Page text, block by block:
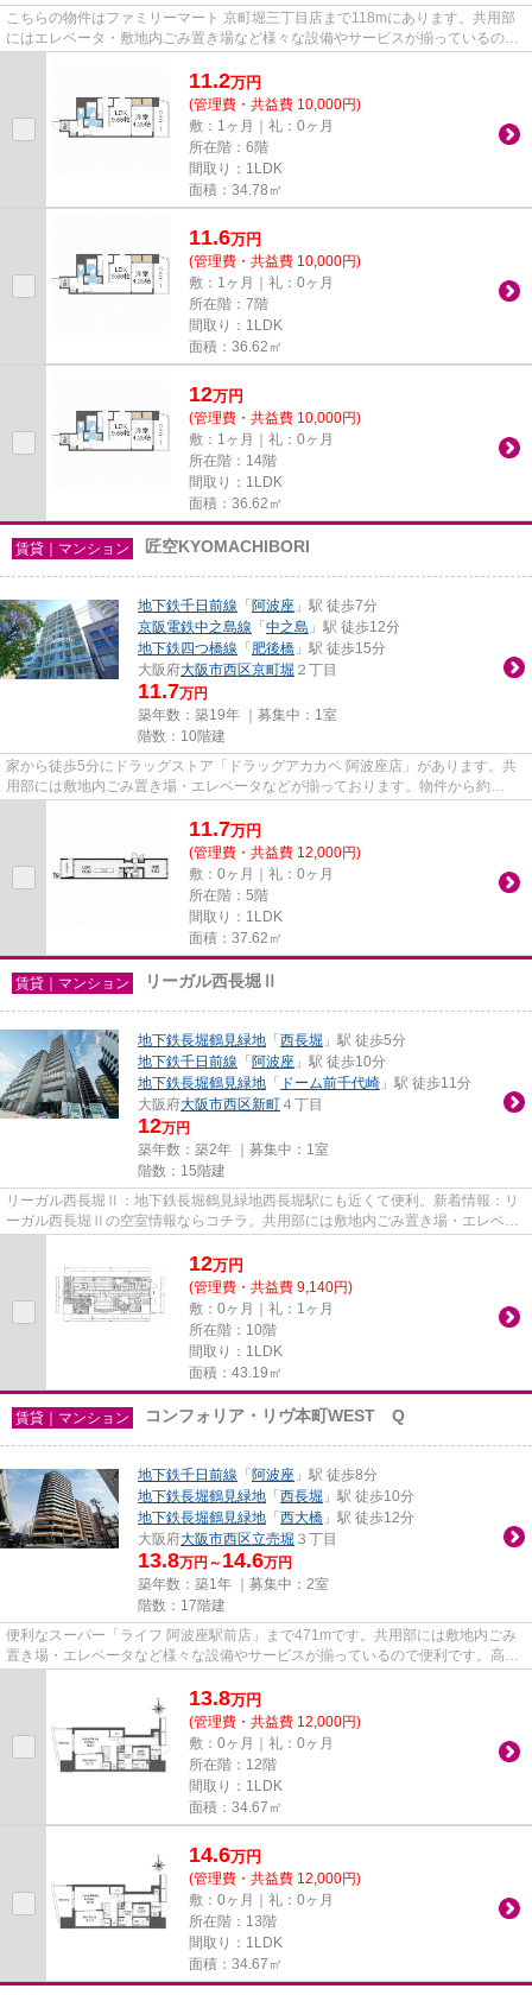
こちらの物件はファミリーマート 京町堀三丁目店まで118mにあります。共用部
にはエレベータ・敷地内ごみ置き場など様々な設備やサービスが揃っているので
11.2万円
(管理費・共益費 10,000円)
敷：1ヶ月｜礼：0ヶ月
所在階：6階
間取り：1LDK
面積：34.78㎡
11.6万円
(管理費・共益費 10,000円)
敷：1ヶ月｜礼：0ヶ月
所在階：7階
間取り：1LDK
面積：36.62㎡
12万円
(管理費・共益費 10,000円)
敷：1ヶ月｜礼：0ヶ月
所在階：14階
間取り：1LDK
面積：36.62㎡
賃貸｜マンション 匠空KYOMACHIBORI
地下鉄千日前線 「 阿波座 」駅 徒歩7分
京阪電鉄中之島線 「 中之島 」駅 徒歩12分
地下鉄四つ橋線 「 肥後橋 」駅 徒歩15分
大阪府大阪市西区京町堀 ２丁目
11.7万円
築年数：築19年 ｜募集中： 1室
階数：10階建
家から徒歩5分にドラッグストア「ドラッグアカカベ 阿波座店」があります。共
用部には敷地内ごみ置き場・エレベータなどが揃っております。物件から約
11.7万円
(管理費・共益費 12,000円)
敷：0ヶ月｜礼：0ヶ月
所在階：5階
間取り：1LDK
面積：37.62㎡
賃貸｜マンション リーガル西長堀Ⅱ
地下鉄長堀鶴見緑地 「 西長堀 」駅 徒歩5分
地下鉄千日前線 「 阿波座 」駅 徒歩10分
地下鉄長堀鶴見緑地 「 ドーム前千代崎 」駅 徒歩11分
大阪府大阪市西区新町 ４丁目
12万円
築年数：築2年 ｜募集中： 1室
階数：15階建
リーガル西長堀Ⅱ：地下鉄長堀鶴見緑地西長堀駅にも近くて便利。新着情報：リ
ーガル西長堀Ⅱの空室情報ならコチラ。共用部には敷地内ごみ置き場・エレベー
12万円
(管理費・共益費 9,140円)
敷：0ヶ月｜礼：1ヶ月
所在階：10階
間取り：1LDK
面積：43.19㎡
賃貸｜マンション コンフォリア・リヴ本町WEST Q
地下鉄千日前線 「 阿波座 」駅 徒歩8分
地下鉄長堀鶴見緑地 「 西長堀 」駅 徒歩10分
地下鉄長堀鶴見緑地 「 西大橋 」駅 徒歩12分
大阪府大阪市西区立売堀 ３丁目
13.8万円～ 14.6万円
築年数：築1年 ｜募集中： 2室
階数：17階建
便利なスーパー「ライフ 阿波座駅前店」まで471mです。共用部には敷地内ごみ
置き場・エレベータなど様々な設備やサービスが揃っているので便利です。高層
13.8万円
(管理費・共益費 12,000円)
敷：0ヶ月｜礼：0ヶ月
所在階：12階
間取り：1LDK
面積：34.67㎡
14.6万円
(管理費・共益費 12,000円)
敷：0ヶ月｜礼：0ヶ月
所在階：13階
間取り：1LDK
面積：34.67㎡